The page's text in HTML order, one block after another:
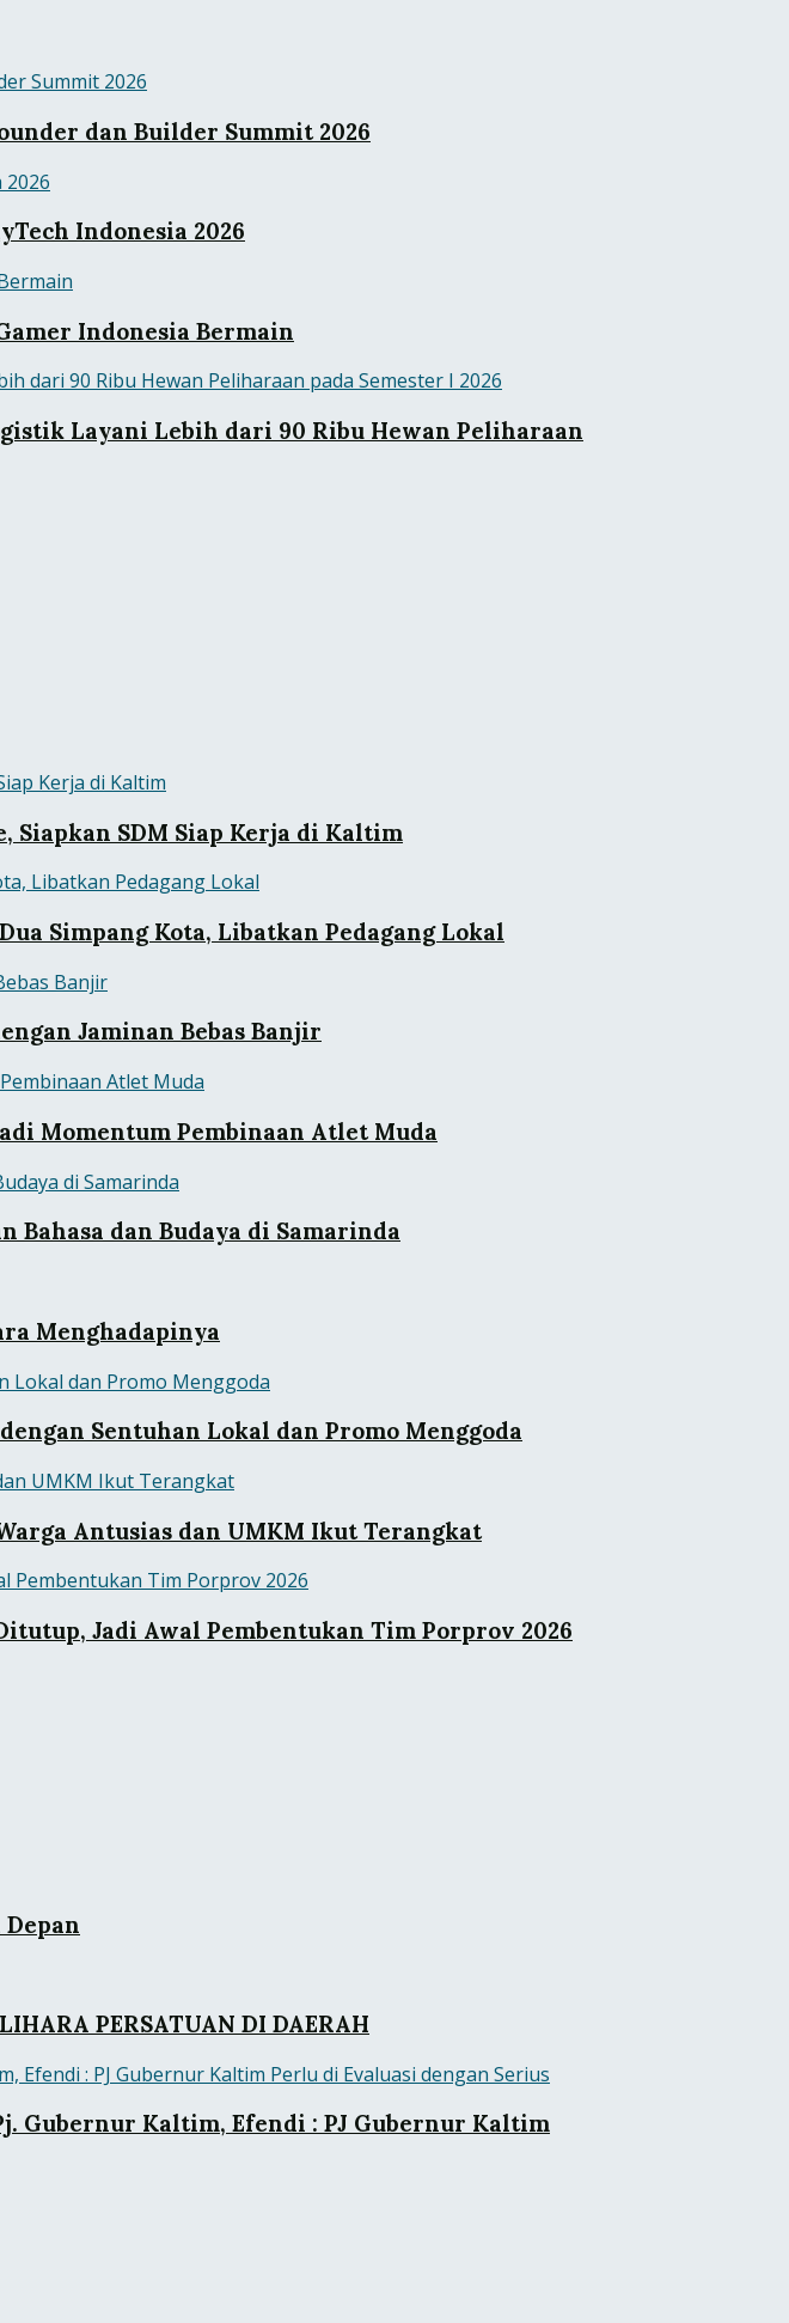
dan Builder Summit 2026
Indonesia 2026
Indonesia Bermain
Layani Lebih dari 90 Ribu Hewan Peliharaan
Siapkan SDM Siap Kerja di Kaltim
Simpang Kota, Libatkan Pedagang Lokal
Jaminan Bebas Banjir
Momentum Pembinaan Atlet Muda
Bahasa dan Budaya di Samarinda
Menghadapinya
Sentuhan Lokal dan Promo Menggoda
Antusias dan UMKM Ikut Terangkat
Jadi Awal Pembentukan Tim Porprov 2026
PERSATUAN DI DAERAH
Gubernur Kaltim, Efendi : PJ Gubernur Kaltim